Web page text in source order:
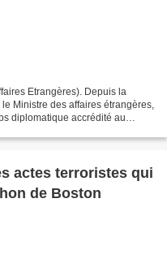
Etrangères). Depuis la
Ministre des affaires étrangères,
diplomatique accrédité au
actes terroristes qui
de Boston